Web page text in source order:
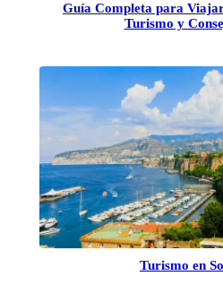
Guía Completa para
Turismo y
Turismo en